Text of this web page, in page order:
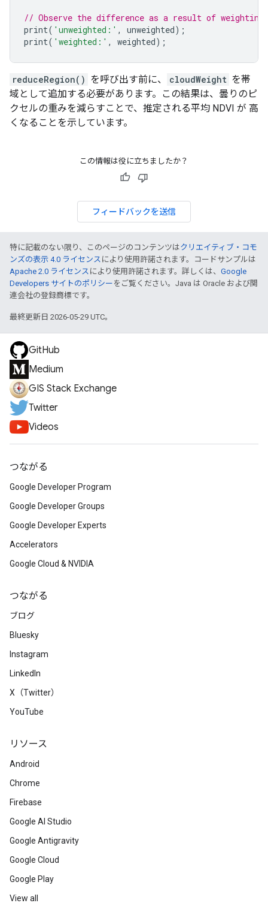
// Observe the difference as a result of weighting
print( 'unweighted:' , unweighted);
print( 'weighted:' , weighted);
reduceRegion() を呼び出す前に、 cloudWeight を帯
域として追加する必要があります。この結果は、曇りのピ
クセルの重みを減らすことで、推定される平均 NDVI が 高
くなることを示しています。
この情報は役に立ちましたか？
フィードバックを送信
特に記載のない限り、このページのコンテンツはクリエイティブ・コモ
ンズの表示 4.0 ライセンス により使用許諾されます。コードサンプルは
Apache 2.0 ライセンス により使用許諾されます。詳しくは、 Google
Developers サイトのポリシー をご覧ください。Java は Oracle および関
連会社の登録商標です。
最終更新日 2026-05-29 UTC。
GitHub
Medium
GIS Stack Exchange
Twitter
Videos
つながる
Google Developer Program
Google Developer Groups
Google Developer Experts
Accelerators
Google Cloud & NVIDIA
つながる
ブログ
Bluesky
Instagram
LinkedIn
X（Twitter）
YouTube
リソース
Android
Chrome
Firebase
Google AI Studio
Google Antigravity
Google Cloud
Google Play
View all